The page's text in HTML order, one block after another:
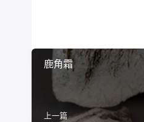
鹿角霜
上一篇